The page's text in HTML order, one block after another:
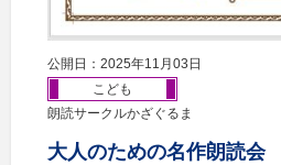
公開日：2025年11月03日
こども
朗読サークルかざぐるま
大人のための名作朗読会